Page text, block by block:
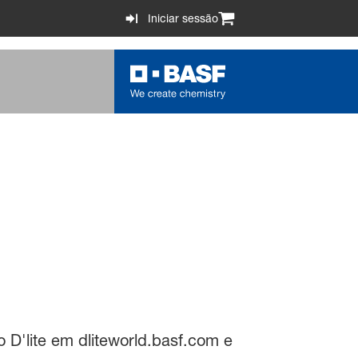
Iniciar sessão
D'lite em dliteworld.basf.com e